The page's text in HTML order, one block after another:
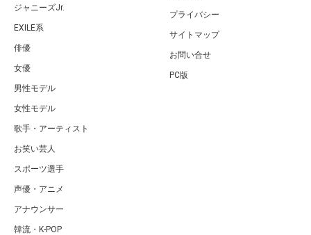
ジャニーズJr.
EXILE系
俳優
女優
男性モデル
女性モデル
歌手・アーティスト
お笑い芸人
スポーツ選手
声優・アニメ
アナウンサー
韓流・K-POP
プライバシー
サイトマップ
お問い合せ
PC版